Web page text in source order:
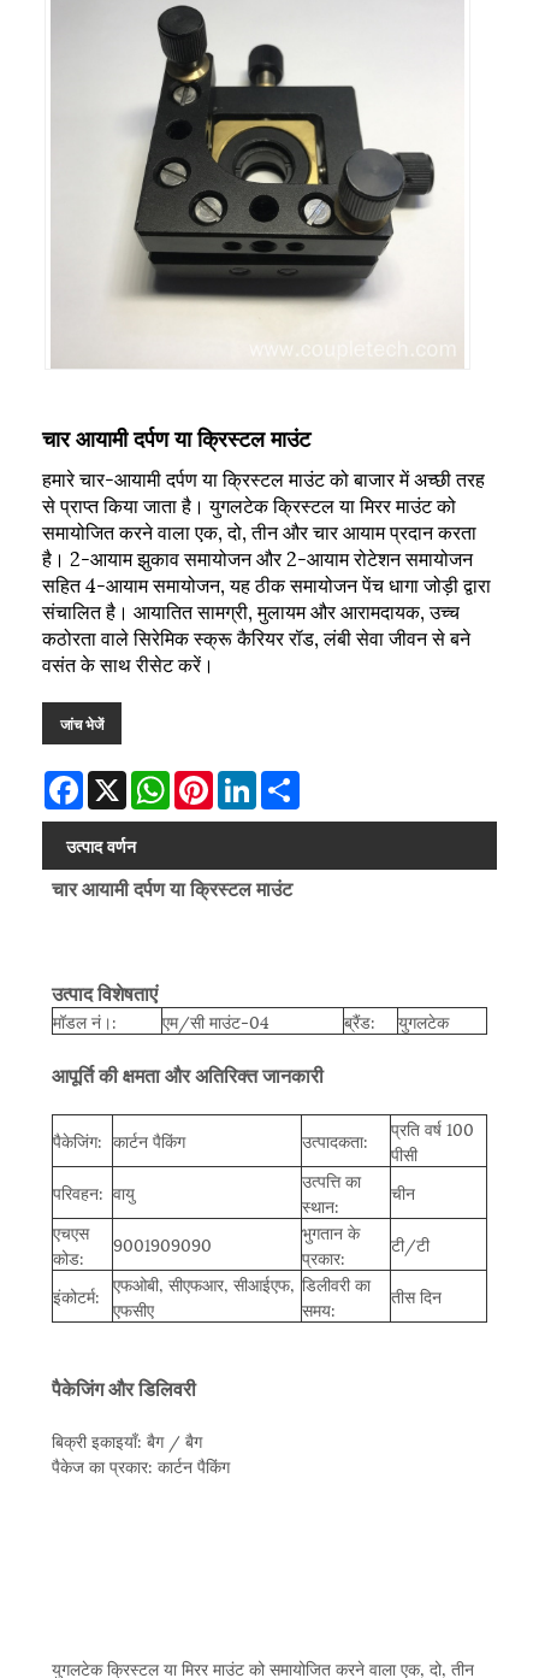
चार आयामी दर्पण या क्रिस्टल माउंट
हमारे चार-आयामी दर्पण या क्रिस्टल माउंट को बाजार में अच्छी तरह
से प्राप्त किया जाता है। युगलटेक क्रिस्टल या मिरर माउंट को
समायोजित करने वाला एक, दो, तीन और चार आयाम प्रदान करता
है। 2-आयाम झुकाव समायोजन और 2-आयाम रोटेशन समायोजन
सहित 4-आयाम समायोजन, यह ठीक समायोजन पेंच धागा जोड़ी द्वारा
संचालित है। आयातित सामग्री, मुलायम और आरामदायक, उच्च
कठोरता वाले सिरेमिक स्क्रू कैरियर रॉड, लंबी सेवा जीवन से बने
वसंत के साथ रीसेट करें।
जांच भेजें
Facebook
X WhatsAppPinterestLinkedIn
उत्पाद वर्णन
चार आयामी दर्पण या क्रिस्टल माउंट
उत्पाद विशेषताएं
मॉडल नं।: एम/सी माउंट-04 ब्रैंड: युगलटेक
आपूर्ति की क्षमता और अतिरिक्त जानकारी
पैकेजिंग: कार्टन पैकिंग उत्पादकता:
प्रति वर्ष 100
पीसी
परिवहन: वायु
उत्पत्ति का
स्थान:
चीन
एचएस
कोड:
9001909090
भुगतान के
प्रकार:
टी/टी
इंकोटर्म: एफओबी, सीएफआर, सीआईएफ,
एफसीए
डिलीवरी का
समय:
तीस दिन
पैकेजिंग और डिलिवरी
बिक्री इकाइयाँ: बैग / बैग
पैकेज का प्रकार: कार्टन पैकिंग
युगलटेक क्रिस्टल या मिरर माउंट को समायोजित करने वाला एक, दो, तीन